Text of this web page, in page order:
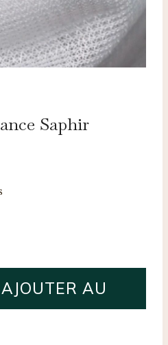
Saphir
AJOUTER AU